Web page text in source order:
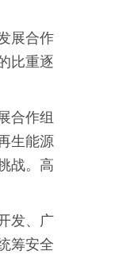
展合作
比重逐
合作组
生能源
战。高
发、广
筹安全